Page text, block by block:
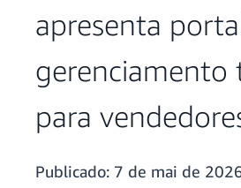
apresenta
gerenciamento
para
Publicado: 7 de mai de